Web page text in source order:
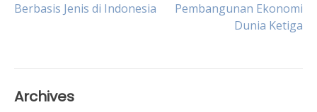
navigation
Berbasis Jenis di Indonesia
Pembangunan Ekonomi
Dunia Ketiga
Archives